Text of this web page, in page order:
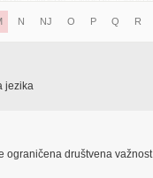
N NJ O P Q R
jezika
ograničena društvena važnost